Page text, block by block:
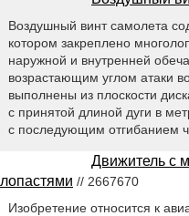
Воздушный винт самолета
котором закреплено
наружной и внутренней
возрастающим углом атаки
выполнены из плоскости
с принятой длиной дуги в
с последующим отгибанием
Движитель с
лопастями // 2667670
Изобретение относится к